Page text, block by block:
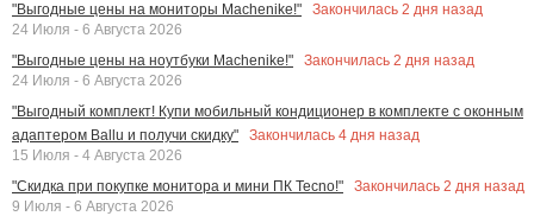
"Выгодные цены на мониторы Machenike!" Закончилась 2 дня назад
24 Июля - 6 Августа 2026
"Выгодные цены на ноутбуки Machenike!"
Закончилась 2 дня назад
24 Июля - 6 Августа 2026
"Выгодный комплект! Купи мобильный кондиционер в комплекте с оконным
адаптером Ballu и получи скидку"
Закончилась 4 дня назад
15 Июля - 4 Августа 2026
"Скидка при покупке монитора и мини ПК Tecno!"
Закончилась 2 дня назад
9 Июля - 6 Августа 2026